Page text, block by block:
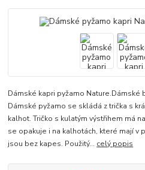
Dámské kapri pyžamo Nature.Dámské
Dámské pyžamo se skládá z trička s
kalhot. Tričko s kulatým výstřihem má
se opakuje i na kalhotách, které mají v
jsou bez kapes. Použitý... celý popis